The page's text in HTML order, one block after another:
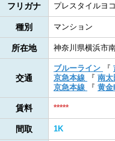
フリガナ プレスタイルヨ
種別 マンション
所在地 神奈川県横浜市
交通
ブルーライン 『
京急本線
『 南太
京急本線
『 黄金
賃料 *****
間取 1K